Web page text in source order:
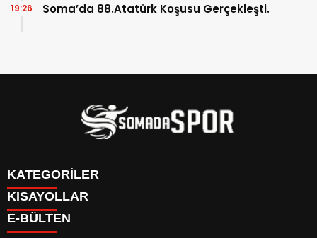
Soma’da 88.Atatürk Koşusu Gerçekleşti.
19:26
KATEGORİLER
İletişim
İstatistikler & Puan Durumu & Fikstür
KISAYOLLAR
Genel
E-BÜLTEN